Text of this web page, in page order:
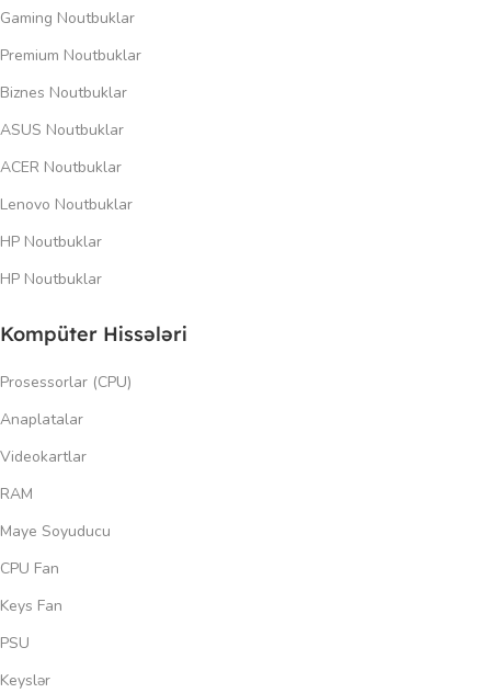
Gaming Noutbuklar
Premium Noutbuklar
Biznes Noutbuklar
ASUS Noutbuklar
ACER Noutbuklar
Lenovo Noutbuklar
HP Noutbuklar
HP Noutbuklar
Kompüter Hissələri
Prosessorlar (CPU)
Anaplatalar
Videokartlar
RAM
Maye Soyuducu
CPU Fan
Keys Fan
PSU
Keyslər